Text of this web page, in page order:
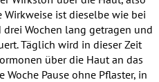
Wirkweise ist dieselbe wie bei
drei Wochen lang getragen und
Täglich wird in dieser Zeit
über die Haut an das
Pause ohne Pflaster, in